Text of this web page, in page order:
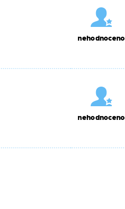
nehodnoceno
nehodnoceno